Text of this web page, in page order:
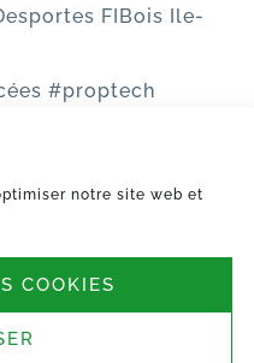
notre site web et
COOKIES
FIBois Ile-
#proptech